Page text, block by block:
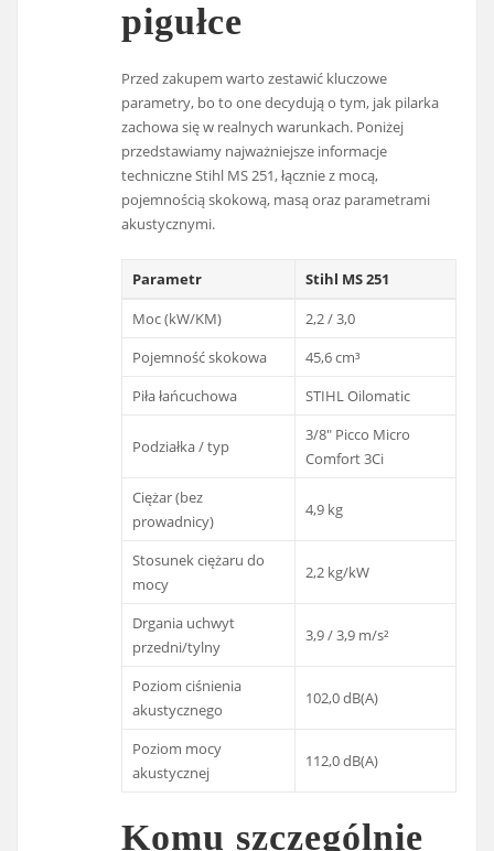
pigułce
Przed zakupem warto zestawić kluczowe
parametry, bo to one decydują o tym, jak pilarka
zachowa się w realnych warunkach. Poniżej
przedstawiamy najważniejsze informacje
techniczne Stihl MS 251, łącznie z mocą,
pojemnością skokową, masą oraz parametrami
akustycznymi.
Parametr
Stihl MS 251
Moc (kW/KM)
2,2 / 3,0
Pojemność skokowa
45,6 cm³
Piła łańcuchowa
STIHL Oilomatic
Podziałka / typ
3/8" Picco Micro
Comfort 3Ci
Ciężar (bez
prowadnicy)
4,9 kg
Stosunek ciężaru do
mocy
2,2 kg/kW
Drgania uchwyt
przedni/tylny
3,9 / 3,9 m/s²
Poziom ciśnienia
akustycznego
102,0 dB(A)
Poziom mocy
akustycznej
112,0 dB(A)
Komu szczególnie